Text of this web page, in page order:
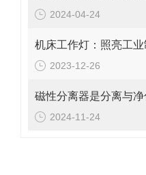
2024-04-24
机床工作灯：照亮工业
2023-12-26
磁性分离器是分离与
2024-11-24